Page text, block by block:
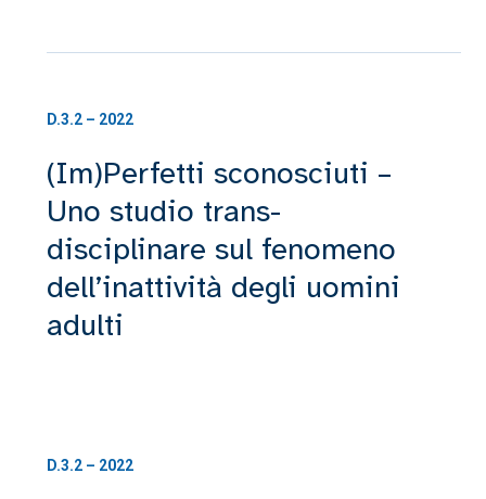
D.3.2 – 2022
(Im)Perfetti sconosciuti –
Uno studio trans-
disciplinare sul fenomeno
dell’inattività degli uomini
adulti
D.3.2 – 2022